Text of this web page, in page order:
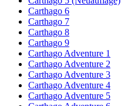
Carthago 6
Carthago 7
Carthago 8
Carthago 9
Carthago Adventure 1
Carthago Adventure 2
Carthago Adventure 3
Carthago Adventure 4
Carthago Adventure 5